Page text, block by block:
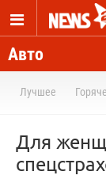
Авто
Лучшее
Для